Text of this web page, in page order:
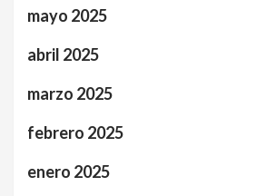
mayo 2025
abril 2025
marzo 2025
febrero 2025
enero 2025